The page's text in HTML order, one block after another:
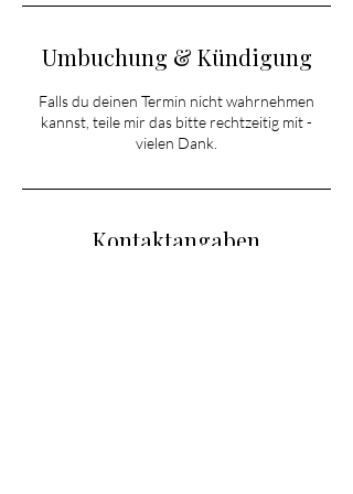
Umbuchung & Kündigung
Falls du deinen Termin nicht wahrnehmen
kannst, teile mir das bitte rechtzeitig mit -
vielen Dank.
Kontaktangaben